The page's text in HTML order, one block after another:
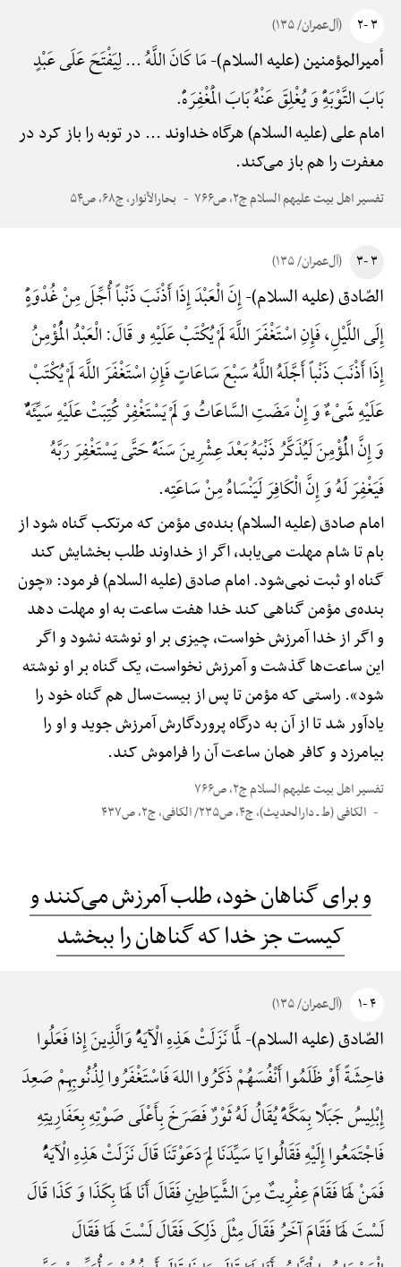
۳ -۲ (آل‌عمران/ ۱۳۵)
أمیرالمؤمنین (علیه السلام)-مَا کَانَ اللَّهُ ... لِیَفْتَحَ عَلَی عَبْدٍ
بَابَ التَّوْبَهًِْ وَ یُغْلِقَ عَنْهُ بَابَ الْمَغْفِرَهًْ.
امام علی (علیه السلام) هرگاه خداوند ... در توبه را باز کرد در
مغفرت را هم باز می‌کند.
تفسیر اهل بیت علیهم السلام ج۲، ص۷۶۶ بحارالأنوار، ج۶۸، ص۵۴
۳ -۳ (آل‌عمران/ ۱۳۵)
الصّادق (علیه السلام)-إِنَ الْعَبْدَ إِذَا أَذْنَبَ ذَنْباً أُجِّلَ مِنْ غُدْوَهًٍْ
إِلَی اللَّیْلِ، فَإِنِ اسْتَغْفَرَ اللَّهَ لَمْ یُکْتَبْ عَلَیْهِ و قَالَ: الْعَبْدُ الْمُؤْمِنُ
إِذَا أَذْنَبَ ذَنْباً أَجَّلَهُ اللَّهُ سَبْعَ سَاعَاتٍ فَإِنِ اسْتَغْفَرَ اللَّهَ لَمْ یُکْتَبْ
عَلَیْهِ شَیْءٌ وَ إِنْ مَضَتِ السَّاعَاتُ وَ لَمْ یَسْتَغْفِرْ کُتِبَتْ عَلَیْهِ سَیِّئَهًٌْ
وَ إِنَّ الْمُؤْمِنَ لَیُذَکَّرُ ذَنْبَهُ بَعْدَ عِشْرِینَ سَنَهًًْ حَتَّی یَسْتَغْفِرَ رَبَّهُ
فَیَغْفِرَ لَهُ وَ إِنَّ الْکَافِرَ لَیَنْسَاهُ مِنْ سَاعَتِه.
امام صادق (علیه السلام) بنده‌ی مؤمن که مرتکب گناه شود از
بام تا شام مهلت می‌یابد، اگر از خداوند طلب بخشایش کند
گناه او ثبت نمی‌شود. امام صادق (علیه السلام) فرمود: «چون
بنده‌ی مؤمن گناهی کند خدا هفت ساعت به او مهلت دهد
و اگر از خدا آمرزش خواست، چیزی بر او نوشته نشود و اگر
این ساعت‌ها گذشت و آمرزش نخواست، یک گناه بر او نوشته
شود». راستی که مؤمن تا پس از بیست‌سال هم گناه خود را
یادآور شد تا از آن به درگاه پروردگارش آمرزش جوید و او را
بیامرزد و کافر همان ساعت آن را فراموش کند.
تفسیر اهل بیت علیهم السلام ج۲، ص۷۶۶
الکافی (ط ـ دارالحدیث)، ج۴، ص۲۳۵/ الکافی، ج۲، ص۴۳۷
و برای گناهان خود، طلب آمرزش می‌کنند و
کیست جز خدا که گناهان را ببخشد
۴ -۱ (آل‌عمران/ ۱۳۵)
الصّادق (علیه السلام)-لَمَّا نَزَلَتْ هَذِهِ الْآیَهًُْ وَالَّذِینَ إِذا فَعَلُوا
فاحِشَةً أَوْ ظَلَمُوا أَنْفُسَهُمْ ذَکَرُوا اللهَ فَاسْتَغْفَرُوا لِذُنُوبِهِمْ صَعِدَ
إِبْلِیسُ جَبَلًا بِمَکَّهًَْ یُقَالُ لَهُ ثَوْرٌ فَصَرَخَ بِأَعْلَی صَوْتِهِ بِعَفَارِیتِهِ
فَاجْتَمَعُوا إِلَیْهِ فَقَالُوا یَا سَیِّدَنَا لِمَ دَعَوْتَنَا قَالَ نَزَلَتْ هَذِهِ الْآیَهًُْ
فَمَنْ لَهَا فَقَامَ عِفْرِیتٌ مِنَ الشَّیَاطِینِ فَقَالَ أَنَا لَهَا بِکَذَا وَ کَذَا قَالَ
لَسْتَ لَهَا فَقَامَ آخَرُ فَقَالَ مِثْلَ ذَلِکَ فَقَالَ لَسْتَ لَهَا فَقَالَ